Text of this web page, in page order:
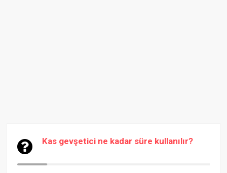
Kas gevşetici ne kadar süre kullanılır?